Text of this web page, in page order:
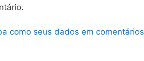
como seus dados em comentários